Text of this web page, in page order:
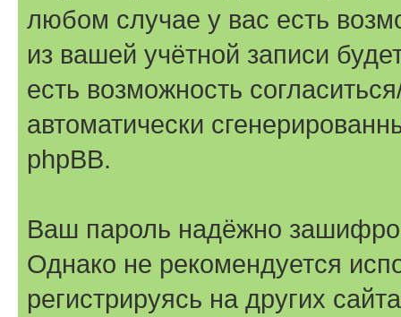
любом случае у вас есть
из вашей учётной записи
есть возможность
автоматически
phpBB.
Ваш пароль надёжно
Однако не рекомендуется
регистрируясь на других